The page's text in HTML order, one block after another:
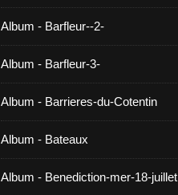
Album - Barfleur--2-
Album - Barfleur-3-
Album - Barrieres-du-Cotentin
Album - Bateaux
Album - Benediction-mer-18-juillet